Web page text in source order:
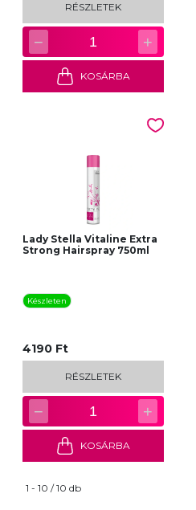
RÉSZLETEK
− 1 +
KOSÁRBA
Lady Stella Vitaline Extra
Strong Hairspray 750ml
Készleten
4190 Ft
RÉSZLETEK
− 1 +
KOSÁRBA
1 - 10 / 10 db